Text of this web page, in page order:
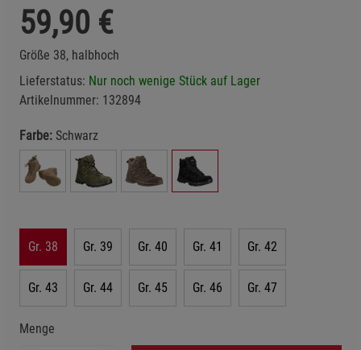
59,90 €
Größe 38, halbhoch
Lieferstatus: Nur noch wenige Stück auf Lager
Artikelnummer: 132894
Farbe: Schwarz
Gr. 38 Gr. 39 Gr. 40 Gr. 41 Gr. 42
Gr. 43 Gr. 44 Gr. 45 Gr. 46 Gr. 47
Menge